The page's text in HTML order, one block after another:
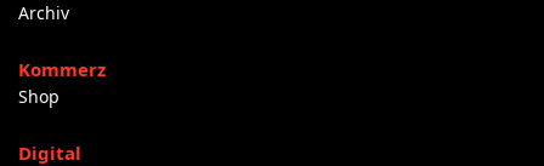
Archiv
Kommerz
Shop
Digital